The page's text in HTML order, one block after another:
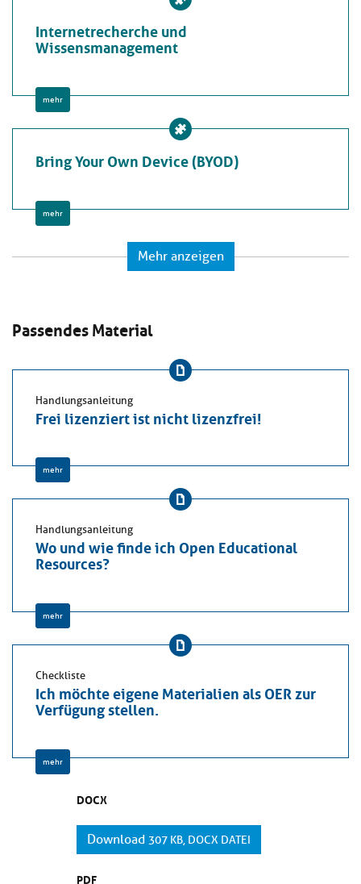
Internetrecherche und
Wissensmanagement
mehr
Bring Your Own Device (BYOD)
mehr
Mehr anzeigen
Passendes Material
Handlungsanleitung
Frei lizenziert ist nicht lizenzfrei!
mehr
Handlungsanleitung
Wo und wie finde ich Open Educational
Resources?
mehr
Checkliste
Ich möchte eigene Materialien als OER zur
Verfügung stellen.
mehr
DOCX
Download 307 KB, DOCX DATEI
PDF